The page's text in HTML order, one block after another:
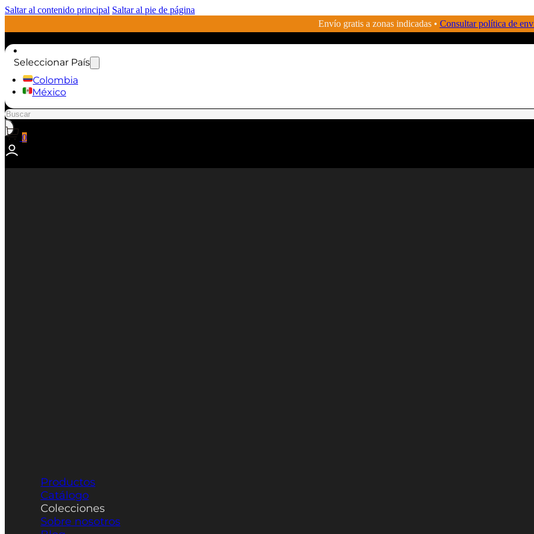
Saltar al contenido principal Saltar al pie de página
Envío gratis a zonas indicadas • Consultar política de
Seleccionar País
Colombia
México
Buscar
0
Productos
Catálogo
Colecciones
Sobre nosotros